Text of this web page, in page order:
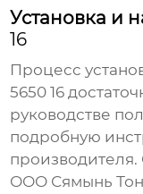
Установка и
16
Процесс
5650 16
руководстве
подробную
ООО Сямынь